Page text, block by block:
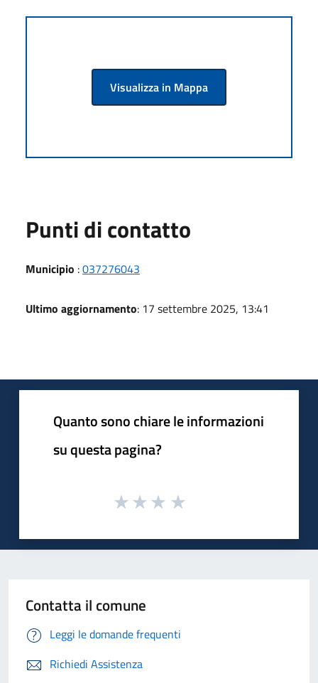
Visualizza in Mappa
Punti di contatto
Municipio :037276043
Ultimo aggiornamento: 17 settembre 2025, 13:41
Quanto sono chiare le informazioni
su questa pagina?
Contatta il comune
Leggi le domande frequenti
Richiedi Assistenza